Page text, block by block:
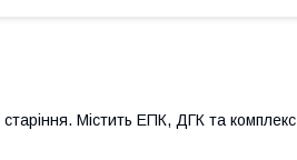
Містить ЕПК, ДГК та комплекс